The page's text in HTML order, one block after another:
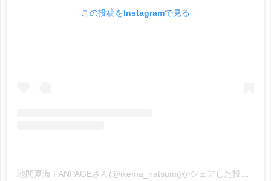
この投稿をInstagramで見る